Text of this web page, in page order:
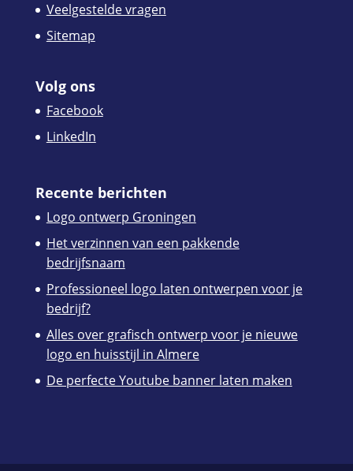
Veelgestelde vragen
Sitemap
Volg ons
Facebook
LinkedIn
Recente berichten
Logo ontwerp Groningen
Het verzinnen van een pakkende
bedrijfsnaam
Professioneel logo laten ontwerpen voor je
bedrijf?
Alles over grafisch ontwerp voor je nieuwe
logo en huisstijl in Almere
De perfecte Youtube banner laten maken